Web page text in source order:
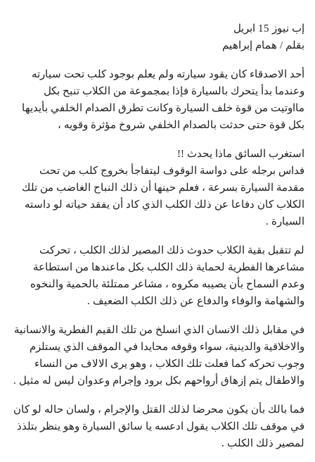
إب نيوز 15 ابريل
بقلم / همام إبراهيم
أحد الاصدقاء كان يقود سيارته ولم يعلم بوجود كلب تحت سيارته
وعندما بدأ يتحرك بالسيارة فإذا بمجموعة من الكلاب تنبح بكل
مااوتيت من قوة خلف السيارة وكانت تطرق الصدام الخلفي بأيديها
بكل قوة حتى حدثت بالصدام الخلفي شروخ مؤثرة وقويه ،
استغرب السائق ماذا يحدث !!
فداس برجله على دواسة الوقوف ليتفاجأ بخروج كلب من تحت
مقدمة السيارة بسرعة ، فعلم حينها أن ذلك النباح الغاضب من تلك
الكلاب كان دفاعا عن ذلك الكلب الذي كاد أن يفقد حياته لو داسته
السيارة .
لم تتقبل بقية الكلاب حدوث ذلك المصير لذلك الكلب ، تحركت
مشاعرها الفطرية لحماية ذلك الكلب بكل ماعندها من استطاعة
وعدم السماح بأن يصيبه مكروه ، مشاعر ممتلئة بالحمية والنخوه
والشهامة والوفاء والدفاع عن ذلك الكلب الضعيف .
في مقابل ذلك الانسان الذي انسلخ من تلك القيم الفطرية والانسانية
والاخلاقية والدينية، سواء وقوفه محايدا في الموقف الذي يستلزم
وجوب تحركه كما فعلت تلك الكلاب ، وهو يرى الالاف من النساء
والاطفال يتم إزهاق أرواحهم بكل برود وإجرام وعدوان ليس له مثيل .
فما بالك بأن يكون محرضا لذلك القتل والإجرام ، ولسان حاله لو كان
في موقف تلك الكلاب يقول ادعسه يا سائق السيارة وهو ينظر بتلذذ
لمصير ذلك الكلب .